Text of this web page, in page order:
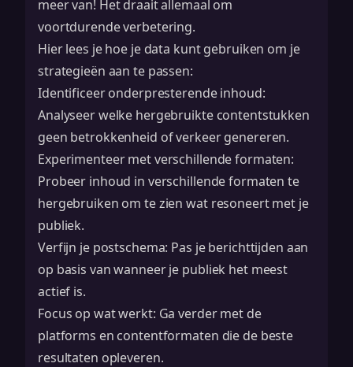
meer van! Het draait allemaal om
voortdurende verbetering.
Hier lees je hoe je data kunt gebruiken om je
strategieën aan te passen:
Identificeer onderpresterende inhoud:
Analyseer welke hergebruikte contentstukken
geen betrokkenheid of verkeer genereren.
Experimenteer met verschillende formaten:
Probeer inhoud in verschillende formaten te
hergebruiken om te zien wat resoneert met je
publiek.
Verfijn je postschema: Pas je berichttijden aan
op basis van wanneer je publiek het meest
actief is.
Focus op wat werkt: Ga verder met de
platforms en contentformaten die de beste
resultaten opleveren.